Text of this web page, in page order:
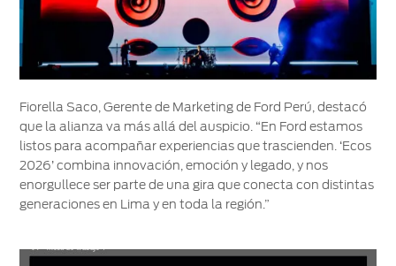
Fiorella Saco, Gerente de Marketing de Ford Perú, destacó
que la alianza va más allá del auspicio. “En Ford estamos
listos para acompañar experiencias que trascienden. ‘Ecos
2026’ combina innovación, emoción y legado, y nos
enorgullece ser parte de una gira que conecta con distintas
generaciones en Lima y en toda la región.”